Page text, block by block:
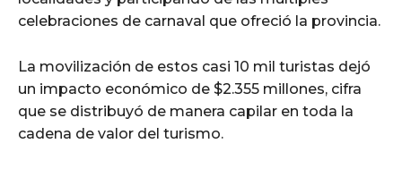
celebraciones de carnaval que ofreció la provincia.
La movilización de estos casi 10 mil turistas dejó
un impacto económico de $2.355 millones, cifra
que se distribuyó de manera capilar en toda la
cadena de valor del turismo.